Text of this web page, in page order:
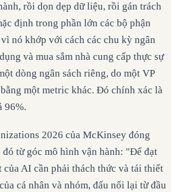
rồi dọn dẹp dữ liệu, rồi gán trách
định trong phần lớn các bộ phận
nó khớp với cách các chu kỳ ngân
và mua sắm nhà cung cấp thực sự
dòng ngân sách riêng, do một VP
một metric khác. Đó chính xác là
96%.
2026 của McKinsey đóng
từ góc mô hình vận hành: "Để đạt
của AI cần phải thách thức và tái thiết
cá nhân và nhóm, đấu nối lại từ đầu